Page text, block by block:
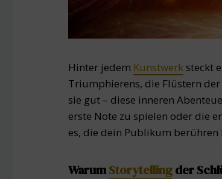
Hinter jedem Kunstwerk steckt
Triumphierens, die Flüstern der
sie gut – diese inneren
erste Note zu spielen oder die
es, die dein Publikum berühren
WarumStorytellingder